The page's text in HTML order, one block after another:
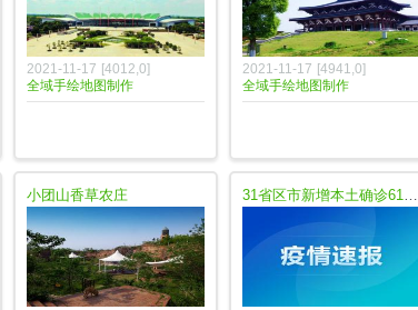
2021-11-17 [4012,0]
全域手绘地图制作
2021-11-17 [4941,0]
全域手绘地图制作
小团山香草农庄 31省区市新增本土确诊61例 【今日要闻（2021-08-03）】